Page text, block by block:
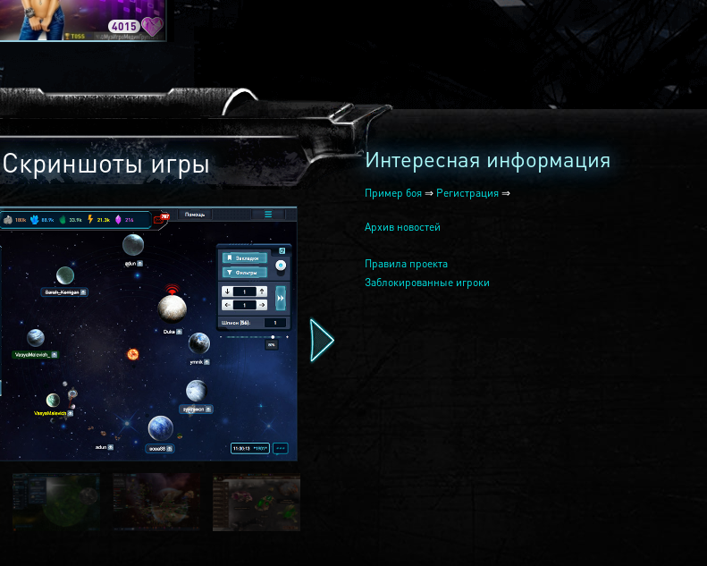
4015 2240
Скриншоты игры Интересная информация
Пример боя ⇒ Регистрация ⇒
Архив новостей
Правила проекта
Заблокированные игроки